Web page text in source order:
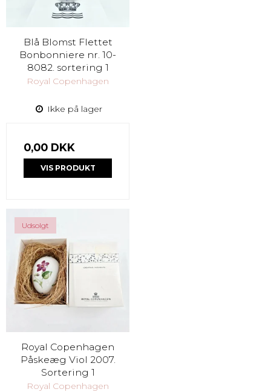
Blå Blomst Flettet
Bonbonniere nr. 10-
8082. sortering 1
Royal Copenhagen
Ikke på lager
0,00 DKK
VIS PRODUKT
Udsolgt
Royal Copenhagen
Påskeæg Viol 2007.
Sortering 1
Royal Copenhagen